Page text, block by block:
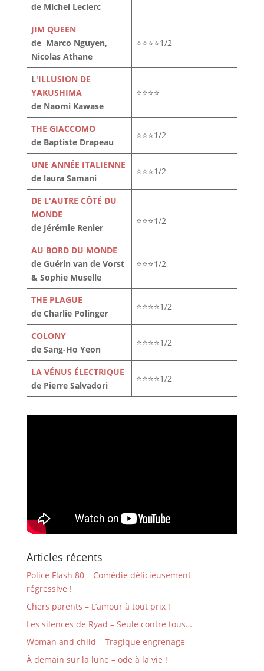
de Michel Leclerc
JIM QUEEN
de Marco Nguyen,
Nicolas Athane
⭐⭐⭐⭐1/2
L'ILLUSION DE
YAKUSHIMA
de Naomi Kawase
⭐⭐⭐⭐
THE GIACCOMO
de Baptiste Drapeau
⭐⭐⭐1/2
UNE ANNÉE ITALIENNE
de laura Samani
⭐⭐⭐1/2
DE L'AUTRE CÔTÉ DU
MONDE
de Jérémie Renier
⭐⭐⭐1/2
AU BORD DU MONDE
de Guérin van de Vorst
& Sophie Muselle
⭐⭐⭐1/2
THE PLAGUE
de Charlie Polinger
⭐⭐⭐⭐1/2
COLONY
de Sang-Ho Yeon
⭐⭐⭐⭐1/2
LA VÉNUS ÉLECTRIQUE
de Pierre Salvadori
⭐⭐⭐⭐1/2
Articles récents
Police Flash 80 – Comédie délicieusement
régressive !
Chers parents – L’amour à tout prix !
Les silences de Ryad – Seule contre tous…
Woman and child – Tragique engrenage
À demain sur la lune – ode à la vie !